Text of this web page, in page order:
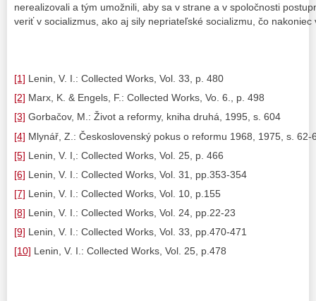
nerealizovali a tým umožnili, aby sa v strane a v spoločnosti
veriť v socializmus, ako aj sily nepriateľské socializmu, čo
[1] Lenin, V. I.: Collected Works, Vol. 33, p. 480
[2] Marx, K. & Engels, F.: Collected Works, Vo. 6., p. 498
[3] Gorbačov, M.: Život a reformy, kniha druhá, 1995, s. 604
[4] Mlynář, Z.: Československý pokus o reformu 1968, 1975, s. 62-
[5] Lenin, V. I,: Collected Works, Vol. 25, p. 466
[6] Lenin, V. I.: Collected Works, Vol. 31, pp.353-354
[7] Lenin, V. I.: Collected Works, Vol. 10, p.155
[8] Lenin, V. I.: Collected Works, Vol. 24, pp.22-23
[9] Lenin, V. I.: Collected Works, Vol. 33, pp.470-471
[10] Lenin, V. I.: Collected Works, Vol. 25, p.478